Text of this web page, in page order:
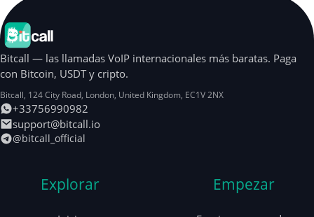
Bitcall — las llamadas VoIP internacionales más baratas. Paga
con Bitcoin, USDT y cripto.
Bitcall, 124 City Road, London, United Kingdom, EC1V 2NX
+33756990982
support@bitcall.io
@bitcall_official
Explorar Empezar